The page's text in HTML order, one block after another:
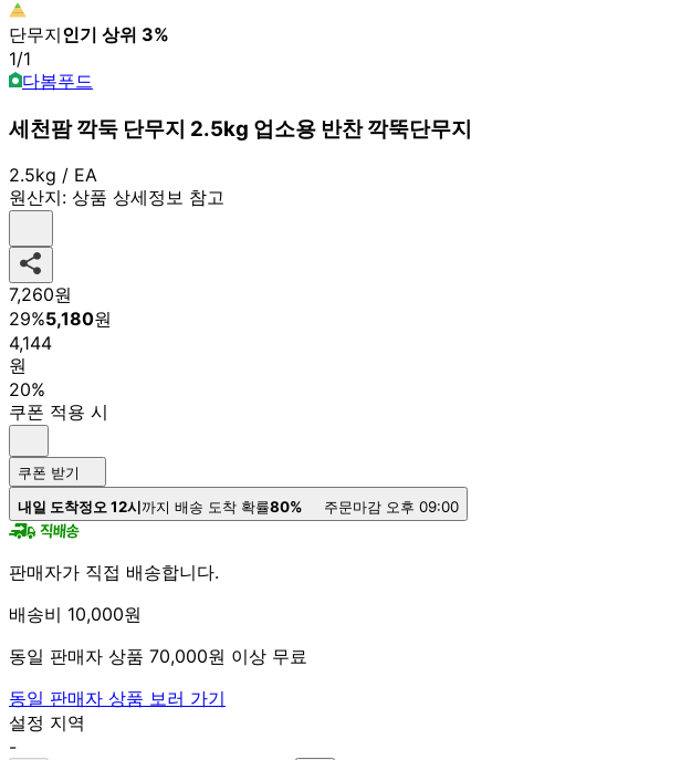
단무지인기 상위 3%
1/1
다봄푸드
세천팜 깍둑 단무지 2.5kg 업소용 반찬 깍뚝단무지
2.5kg / EA
원산지: 상품 상세정보 참고
7,260원
29%5,180원
4,144
원
20%
쿠폰 적용 시
쿠폰 받기
내일 도착정오 12시까지 배송 도착 확률80% 주문마감 오후 09:00
판매자가 직접 배송합니다.
배송비 10,000원
동일 판매자 상품 70,000원 이상 무료
동일 판매자 상품 보러 가기
설정 지역
-